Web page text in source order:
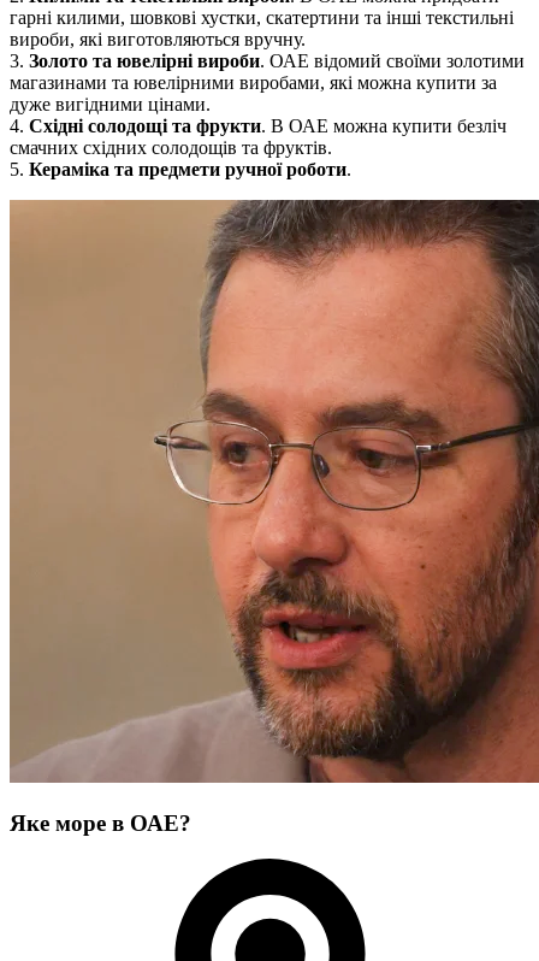
гарні килими, шовкові хустки, скатертини та інші текстильні
вироби, які виготовляються вручну.
3. Золото та ювелірні вироби. ОАЕ відомий своїми золотими
магазинами та ювелірними виробами, які можна купити за
дуже вигідними цінами.
4. Східні солодощі та фрукти. В ОАЕ можна купити безліч
смачних східних солодощів та фруктів.
5. Кераміка та предмети ручної роботи.
Яке море в ОАЕ?